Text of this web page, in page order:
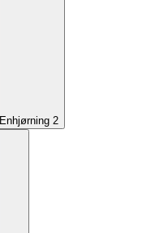
Enhjørning 2